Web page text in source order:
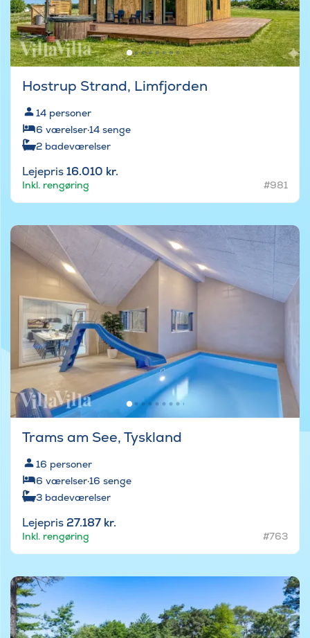
Hostrup Strand, Limfjorden
14 personer
6 værelser·14 senge
2 badeværelser
Lejepris16.010 kr.
Inkl. rengøring #981
Trams am See, Tyskland
16 personer
6 værelser·16 senge
3 badeværelser
Lejepris 27.187 kr.
Inkl. rengøring #763